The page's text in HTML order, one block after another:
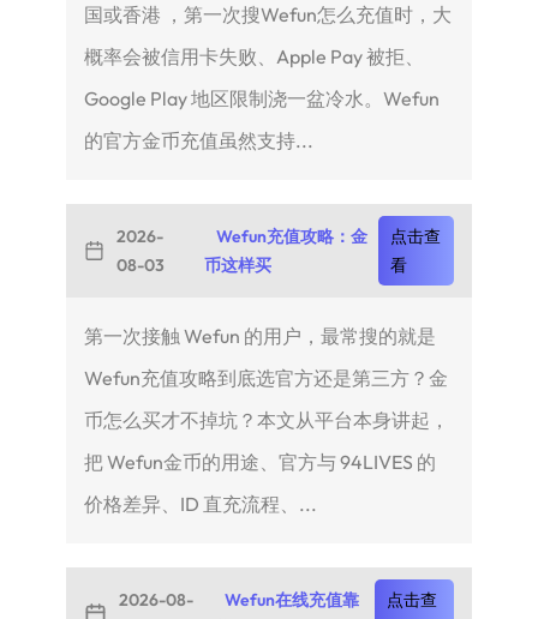
国或香港 ，第一次搜Wefun怎么充值时，大
概率会被信用卡失败、Apple Pay 被拒、
Google Play 地区限制浇一盆冷水。Wefun
的官方金币充值虽然支持...
2026-
08-03
Wefun充值攻略：金
币这样买
点击查
看
第一次接触 Wefun 的用户，最常搜的就是
Wefun充值攻略到底选官方还是第三方？金
币怎么买才不掉坑？本文从平台本身讲起，
把 Wefun金币的用途、官方与 94LIVES 的
价格差异、ID 直充流程、...
2026-08-
Wefun在线充值靠
点击查